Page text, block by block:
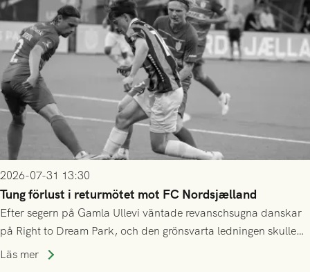
2026-07-31 13:30
Tung förlust i returmötet mot FC Nordsjælland
Efter segern på Gamla Ullevi väntade revanschsugna danskar
på Right to Dream Park, och den grönsvarta ledningen skulle
upphöra efter mindre än kvarten spelad. På lika mark visade
Läs mer